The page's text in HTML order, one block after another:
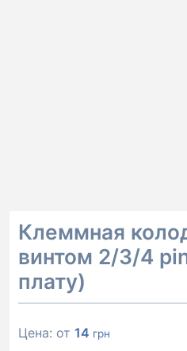
Клеммная
винтом 2/3/4
плату)
Цена: от14 грн